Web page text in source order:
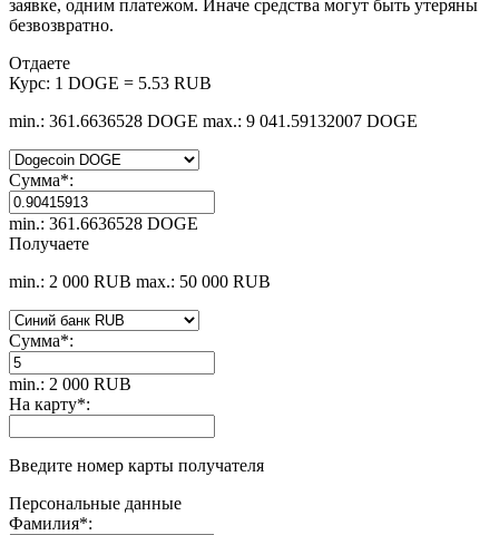
заявке, одним платежом. Иначе средства могут быть утеряны
безвозвратно.
Отдаете
Курс: 1 DOGE = 5.53 RUB
min.: 361.6636528 DOGE max.: 9 041.59132007 DOGE
Сумма*:
min.: 361.6636528 DOGE
Получаете
min.: 2 000 RUB max.: 50 000 RUB
Сумма*:
min.: 2 000 RUB
На карту*:
Введите номер карты получателя
Персональные данные
Фамилия*: